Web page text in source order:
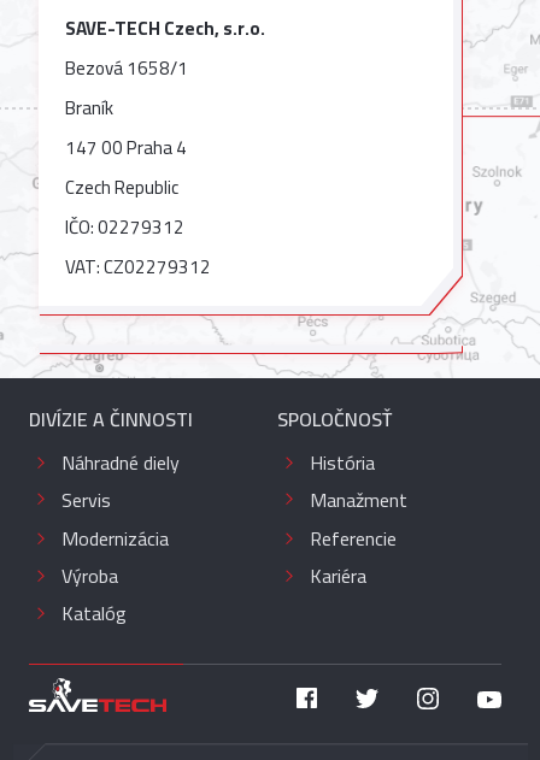
SAVE-TECH Czech, s.r.o.
Bezová 1658/1
Braník
147 00 Praha 4
Czech Republic
IČO: 02279312
VAT: CZ02279312
DIVÍZIE A ČINNOSTI
Náhradné diely
Servis
Modernizácia
Výroba
Katalóg
SPOLOČNOSŤ
História
Manažment
Referencie
Kariéra